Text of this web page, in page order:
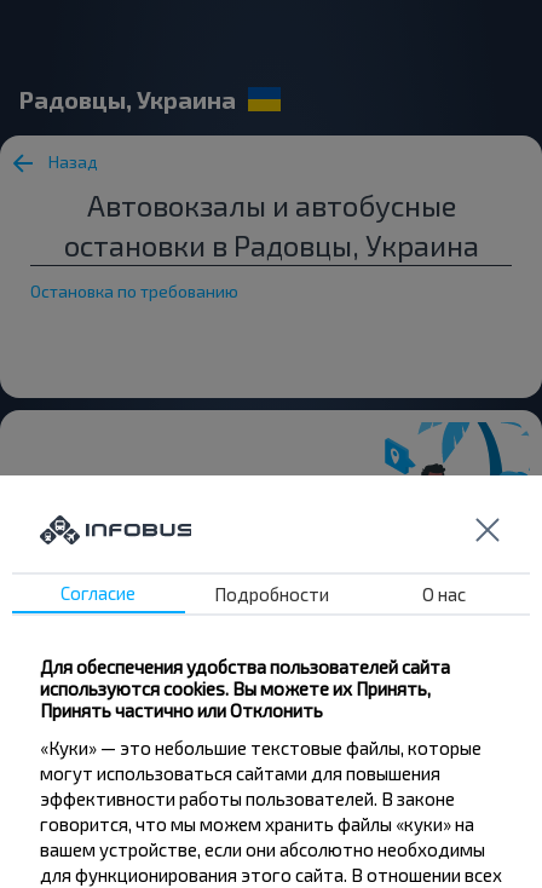
Радовцы, Украина
Назад
Автовокзалы и автобусные
остановки в Радовцы, Украина
Остановка по требованию
Хотите
путешествовать
Не пропусти специальные акции, скидки и
другие интересные предложения INFOBUS.
Подпишись на получение новостей и
путешествуй с нами дешевле!
Согласие Подробности О нас
Для обеспечения удобства пользователей сайта
используются cookies. Вы можете их Принять,
Принять частично или Отклонить
«Куки» — это небольшие текстовые файлы, которые
могут использоваться сайтами для повышения
эффективности работы пользователей. В законе
говорится, что мы можем хранить файлы «куки» на
вашем устройстве, если они абсолютно необходимы
для функционирования этого сайта. В отношении всех